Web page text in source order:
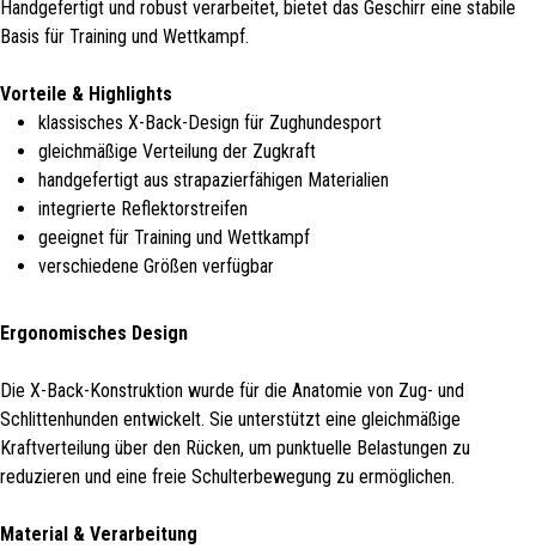
Handgefertigt und robust verarbeitet, bietet das Geschirr eine stabile
Basis für Training und Wettkampf.
Vorteile & Highlights
klassisches X-Back-Design für Zughundesport
gleichmäßige Verteilung der Zugkraft
handgefertigt aus strapazierfähigen Materialien
integrierte Reflektorstreifen
geeignet für Training und Wettkampf
verschiedene Größen verfügbar
Ergonomisches Design
Die X-Back-Konstruktion wurde für die Anatomie von Zug- und
Schlittenhunden entwickelt. Sie unterstützt eine gleichmäßige
Kraftverteilung über den Rücken, um punktuelle Belastungen zu
reduzieren und eine freie Schulterbewegung zu ermöglichen.
Material & Verarbeitung